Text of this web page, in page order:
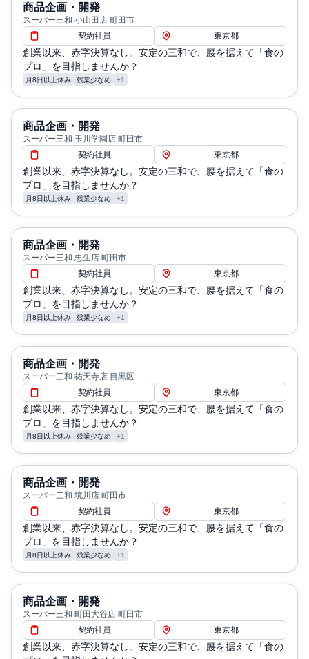
商品企画・開発
スーパー三和 小山田店 町田市
契約社員
東京都
創業以来、赤字決算なし。安定の三和で、腰を据えて「食の
プロ」を目指しませんか？
月8日以上休み 残業少なめ +1
商品企画・開発
スーパー三和 玉川学園店 町田市
契約社員
東京都
創業以来、赤字決算なし。安定の三和で、腰を据えて「食の
プロ」を目指しませんか？
月8日以上休み 残業少なめ +1
商品企画・開発
スーパー三和 忠生店 町田市
契約社員
東京都
創業以来、赤字決算なし。安定の三和で、腰を据えて「食の
プロ」を目指しませんか？
月8日以上休み 残業少なめ +1
商品企画・開発
スーパー三和 祐天寺店 目黒区
契約社員
東京都
創業以来、赤字決算なし。安定の三和で、腰を据えて「食の
プロ」を目指しませんか？
月8日以上休み 残業少なめ +1
商品企画・開発
スーパー三和 境川店 町田市
契約社員
東京都
創業以来、赤字決算なし。安定の三和で、腰を据えて「食の
プロ」を目指しませんか？
月8日以上休み 残業少なめ +1
商品企画・開発
スーパー三和 町田大谷店 町田市
契約社員
東京都
創業以来、赤字決算なし。安定の三和で、腰を据えて「食の